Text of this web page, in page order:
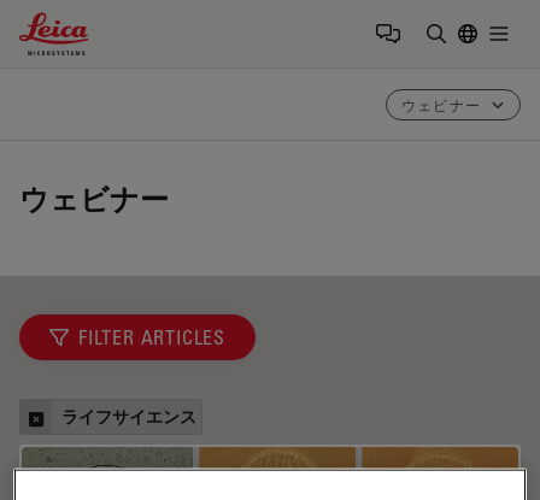
Leica Microsystems Logo
ウェビナー
ウェビナー
FILTER ARTICLES
ライフサイエンス